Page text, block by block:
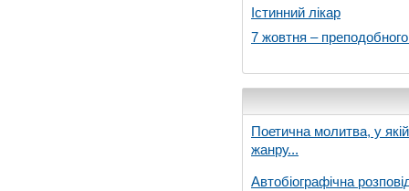
Істинний лікар
7 жовтня –
Поетична молитва, у
жанру...
Автобіографічна